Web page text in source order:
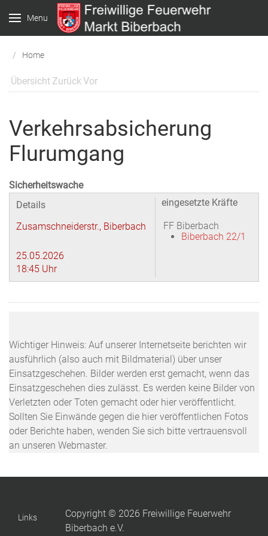
Menu
Home
Übersicht ZurückVor
Verkehrsabsicherung
Flurumgang
Sicherheitswache
Details
Zusamschneiderstr., Biberbach
25.05.2026
18:45 Uhr
eingesetzte Kräfte
FF Biberbach
Biberbach 22/1
Wichtiger Hinweis: Auf unserer Internetseite berichten wir
ausführlich (also auch mit Bildmaterial) über unser
Einsatzgeschehen. Bilder werden erst gemacht, wenn das
Einsatzgeschehen dies zulässt. Es werden keine Bilder von
Verletzten oder Toten gemacht oder hier veröffentlicht.
Sollten Sie Einwände gegen die hier veröffentlichen Fotos
oder Berichte haben, wenden Sie sich bitte vertrauensvoll
an unseren Webmaster.
Links
Copyright © 2026 Freiwillige Feuerwehr
Biberbach e.V.